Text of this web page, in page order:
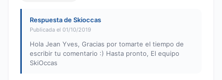
Respuesta de Skioccas
Publicada el 01/10/2019
Hola Jean Yves, Gracias por tomarte el tiempo de
escribir tu comentario :) Hasta pronto, El equipo
SkiOccas